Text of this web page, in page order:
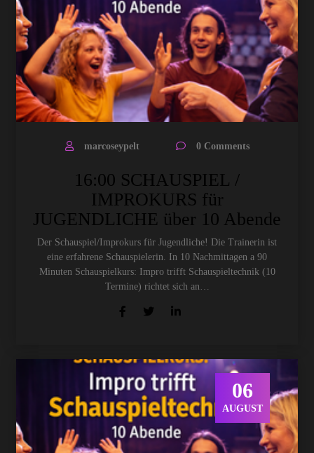
marcoseypelt 0 Comments
16:00 SCHAUSPIEL /
IMPROKURS für
JUGENDLICHE über 10 Abende
Der Schauspiel/Improkurs für Jugendliche! Die Trainerin ist
eine erfahrene Schauspielerin. In 10 Nachmittagen a 90
Minuten Schauspielkurs: Impro trifft Schauspieltechnik (10
Termine) richtet sich an…
06
AUGUST